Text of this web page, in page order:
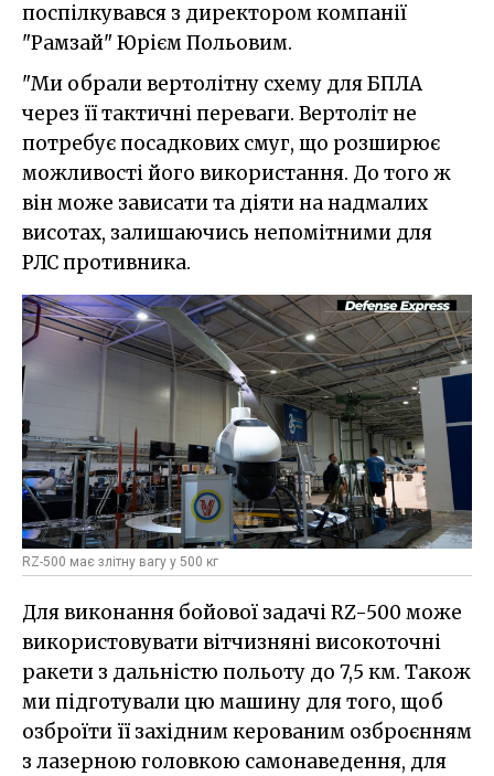
поспілкувався з директором компанії
"Рамзай" Юрієм Польовим.
"Ми обрали вертолітну схему для БПЛА
через її тактичні переваги. Вертоліт не
потребує посадкових смуг, що розширює
можливості його використання. До того ж
він може зависати та діяти на надмалих
висотах, залишаючись непомітними для
РЛС противника.
RZ-500 має злітну вагу у 500 кг
Для виконання бойової задачі RZ-500 може
використовувати вітчизняні високоточні
ракети з дальністю польоту до 7,5 км. Також
ми підготували цю машину для того, щоб
озброїти її західним керованим озброєнням
з лазерною головкою самонаведення, для